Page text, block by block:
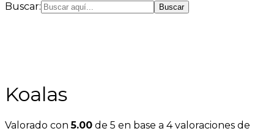
Buscar:
Koalas
Valorado con5.00 de 5 en base a 4valoraciones de